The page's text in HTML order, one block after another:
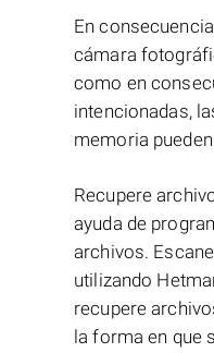
En
cámara
como en
intencionadas,
memoria
Recupere
ayuda de
archivos.
utilizando
recupere
la forma en que